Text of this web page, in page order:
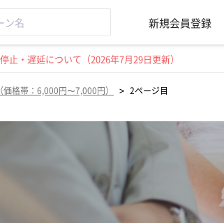
新規会員登録
止・遅延について（2026年7月29日更新）
格帯：6,000円〜7,000円） > 2ページ目